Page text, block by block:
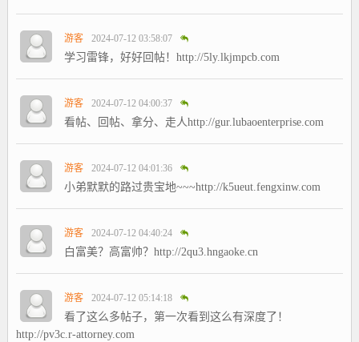
游客 2024-07-12 03:58:07
学习雷锋，好好回帖！http://5ly.lkjmpcb.com
游客 2024-07-12 04:00:37
看帖、回帖、拿分、走人http://gur.lubaoenterprise.com
游客 2024-07-12 04:01:36
小弟默默的路过贵宝地~~~http://k5ueut.fengxinw.com
游客 2024-07-12 04:40:24
白富美？高富帅？http://2qu3.hngaoke.cn
游客 2024-07-12 05:14:18
看了这么多帖子，第一次看到这么有深度了！
http://pv3c.r-attorney.com